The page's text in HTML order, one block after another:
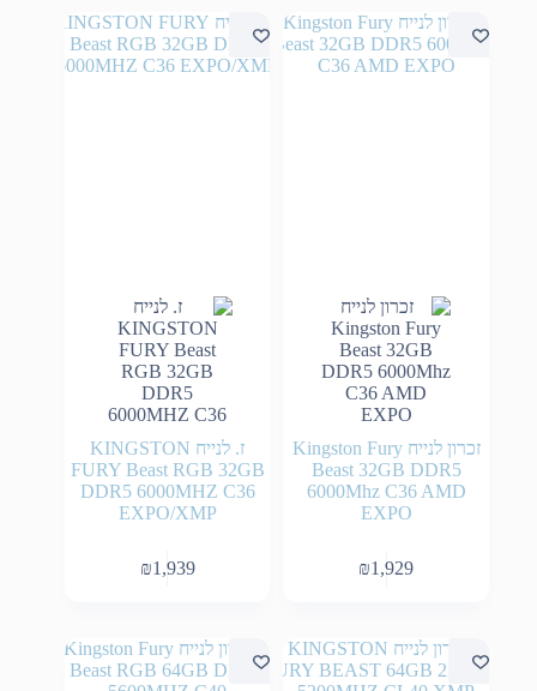
זכרון לנייח Kingston Fury
Beast 32GB DDR5
6000Mhz C36 AMD
EXPO
₪1,929
ז. לנייח KINGSTON
FURY Beast RGB 32GB
DDR5 6000MHZ C36
EXPO/XMP
₪1,939